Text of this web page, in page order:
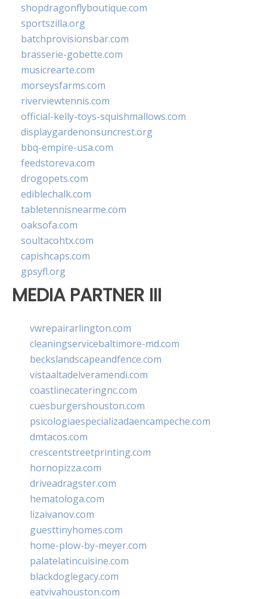
shopdragonflyboutique.com
sportszilla.org
batchprovisionsbar.com
brasserie-gobette.com
musicrearte.com
morseysfarms.com
riverviewtennis.com
official-kelly-toys-squishmallows.com
displaygardenonsuncrest.org
bbq-empire-usa.com
feedstoreva.com
drogopets.com
ediblechalk.com
tabletennisnearme.com
oaksofa.com
soultacohtx.com
capishcaps.com
gpsyfl.org
MEDIA PARTNER III
vwrepairarlington.com
cleaningservicebaltimore-md.com
beckslandscapeandfence.com
vistaaltadelveramendi.com
coastlinecateringnc.com
cuesburgershouston.com
psicologiaespecializadaencampeche.com
dmtacos.com
crescentstreetprinting.com
hornopizza.com
driveadragster.com
hematologa.com
lizaivanov.com
guesttinyhomes.com
home-plow-by-meyer.com
palatelatincuisine.com
blackdoglegacy.com
eatvivahouston.com